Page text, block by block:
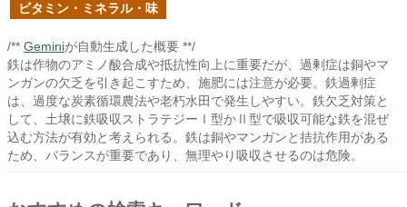
ビタミン・ミネラル・味
/** Geminiが自動生成した概要 **/
鉄は作物のアミノ酸合成や抵抗性向上に重要だが、過剰症は銅やマ
ンガンの欠乏を引き起こすため、施肥には注意が必要。鉄過剰症
は、過度な炭素循環農法や老朽水田で発生しやすい。鉄欠乏対策と
して、土壌に鉄吸収ストラテジーⅠ型かⅡ型で吸収可能な鉄を混ぜ
込む方法が有効と考えられる。鉄は銅やマンガンと拮抗作用がある
ため、バランスが重要であり、無理やり吸収させるのは危険。